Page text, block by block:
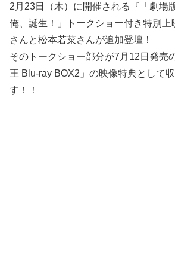
2月23日（木）に開催される『「劇場
俺、誕生！」トークショー付き特別上
さんと松本若菜さんが追加登壇！
そのトークショー部分が7月12日発売
王 Blu-ray BOX2」の映像特典として
す！！